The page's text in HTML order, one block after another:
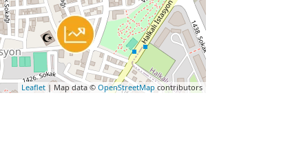
Leaflet | Map data © OpenStreetMap contributors